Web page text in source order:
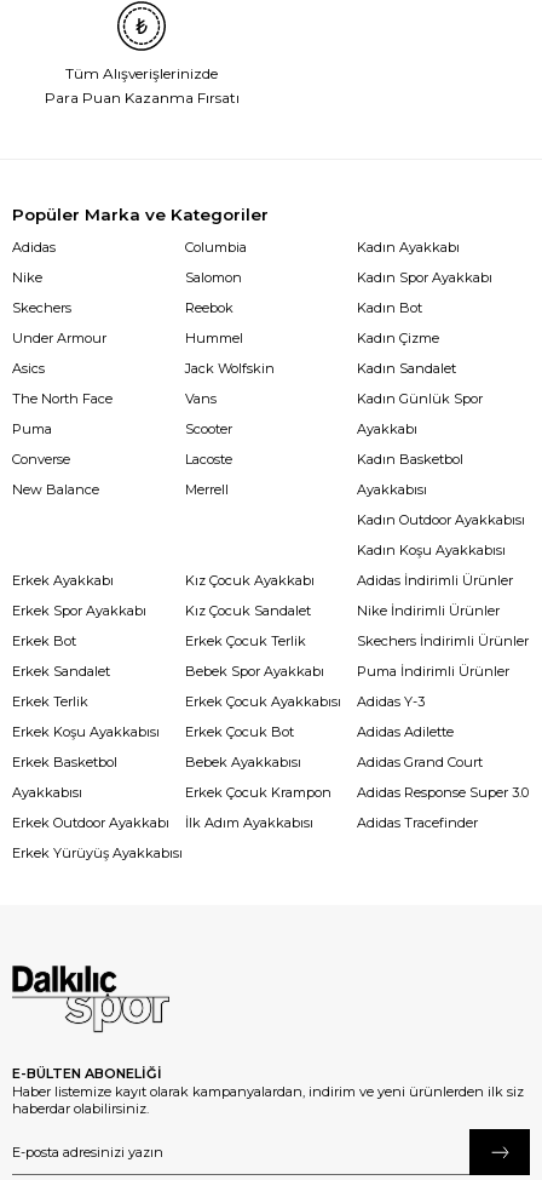
Tüm Alışverişlerinizde
Para Puan Kazanma Fırsatı
Popüler Marka ve Kategoriler
Adidas
Nike
Skechers
Under Armour
Asics
The North Face
Puma
Converse
New Balance
Columbia
Salomon
Reebok
Hummel
Jack Wolfskin
Vans
Scooter
Lacoste
Merrell
Kadın Ayakkabı
Kadın Spor Ayakkabı
Kadın Bot
Kadın Çizme
Kadın Sandalet
Kadın Günlük Spor
Ayakkabı
Kadın Basketbol
Ayakkabısı
Kadın Outdoor Ayakkabısı
Kadın Koşu Ayakkabısı
Erkek Ayakkabı
Erkek Spor Ayakkabı
Erkek Bot
Erkek Sandalet
Erkek Terlik
Erkek Koşu Ayakkabısı
Erkek Basketbol
Ayakkabısı
Erkek Outdoor Ayakkabı
Erkek Yürüyüş Ayakkabısı
Kız Çocuk Ayakkabı
Kız Çocuk Sandalet
Erkek Çocuk Terlik
Bebek Spor Ayakkabı
Erkek Çocuk Ayakkabısı
Erkek Çocuk Bot
Bebek Ayakkabısı
Erkek Çocuk Krampon
İlk Adım Ayakkabısı
Adidas İndirimli Ürünler
Nike İndirimli Ürünler
Skechers İndirimli Ürünler
Puma İndirimli Ürünler
Adidas Y-3
Adidas Adilette
Adidas Grand Court
Adidas Response Super 3.0
Adidas Tracefinder
E-BÜLTEN ABONELİĞİ
Haber listemize kayıt olarak kampanyalardan, indirim ve yeni ürünlerden ilk siz
haberdar olabilirsiniz.